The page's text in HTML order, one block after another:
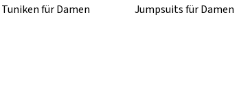
Tuniken für Damen
Jumpsuits für Damen